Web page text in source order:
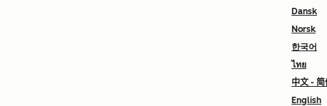
Dansk
Norsk
한국어
ไทย
中文 - 简
English